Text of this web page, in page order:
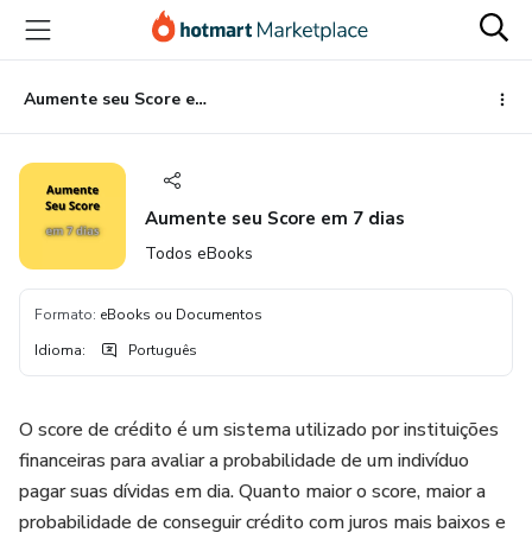
para
conteúdo
principal
para
pagamento
para
rodapé
Aumente seu Score em 7 dias
Aumente seu Score em 7 dias
Todos eBooks
Formato: eBooks ou Documentos
Idioma: Português
O score de crédito é um sistema utilizado por instituições
financeiras para avaliar a probabilidade de um indivíduo
pagar suas dívidas em dia. Quanto maior o score, maior a
probabilidade de conseguir crédito com juros mais baixos e